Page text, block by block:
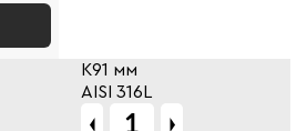
К91 мм
AISI 316L